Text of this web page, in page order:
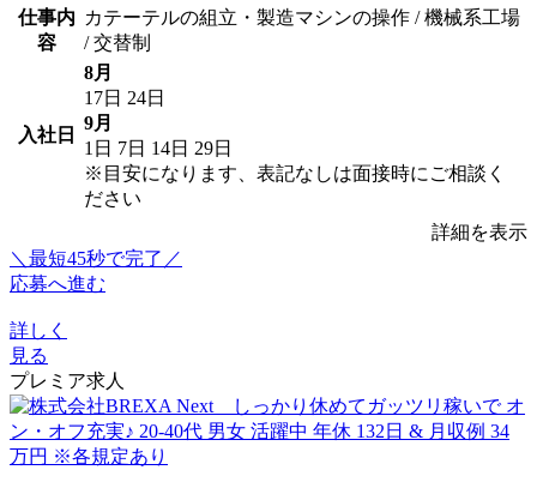
仕事内
容
カテーテルの組立・製造マシンの操作 / 機械系工場
/ 交替制
入社日
8月
17日 24日
9月
1日 7日 14日 29日
※目安になります、表記なしは面接時にご相談く
ださい
詳細を表示
＼最短45秒で完了／
応募へ進む
詳しく
見る
プレミア求人